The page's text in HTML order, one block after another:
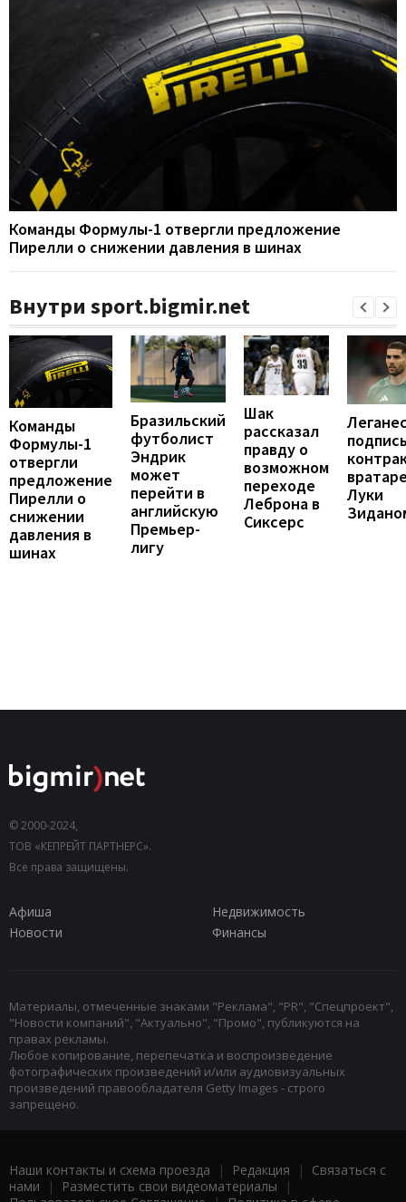
Команды Формулы-1 отвергли предложение
Пирелли о снижении давления в шинах
Внутри sport.bigmir.net
Команды
Формулы-1
отвергли
предложение
Пирелли о
снижении
давления в
шинах
Бразильский
футболист
Эндрик
может
перейти в
английскую
Премьер-
лигу
Шак
рассказал
правду о
возможном
переходе
Леброна в
Сиксерс
Луки
© 2000-2024,
ТОВ «КЕПРЕЙТ ПАРТНЕРС».
Все права защищены.
Афиша
Недвижимость
Новости
Финансы
Материалы, отмеченные знаками "Реклама", "PR", "Спецпроект",
"Новости компаний", "Актуально", "Промо", публикуются на
правах рекламы.
Любое копирование, перепечатка и воспроизведение
фотографических произведений и/или аудиовизуальных
произведений правообладателя Getty Images - строго
запрещено.
Наши контакты и схема проезда | Редакция | Связаться с
нами | Разместить свои видеоматериалы |